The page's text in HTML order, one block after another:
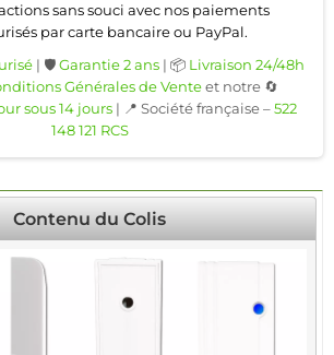
sans souci avec nos paiements
par carte bancaire ou PayPal.
| 🛡️Garantie 2 ans | 📦 Livraison 24/48h
Générales de Venteet notre 🔄
sous 14 jours | 📍 Société française –522
148 121 RCS
Contenu du Colis